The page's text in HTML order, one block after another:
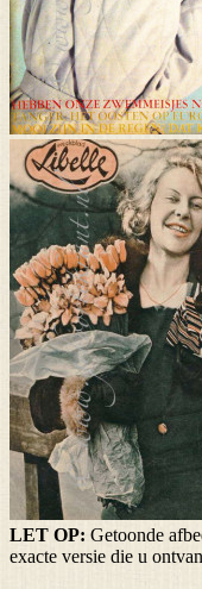
LET OP: Getoonde
exacte versie die u